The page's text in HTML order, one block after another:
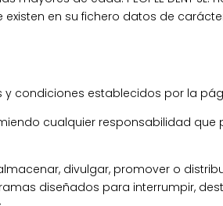
existen en su fichero datos de
condiciones establecidos por la
cualquier responsabilidad
divulgar, promover o
diseñados para interrumpir,